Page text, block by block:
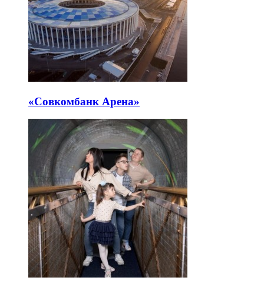
«Совкомбанк Арена⁠»